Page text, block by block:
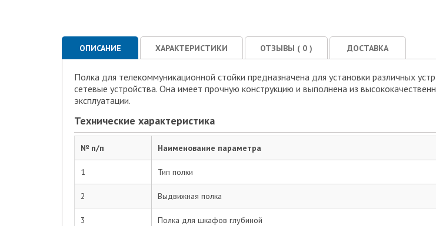
ОПИСАНИЕ ХАРАКТЕРИСТИКИ ОТЗЫВЫ ( 0 ) ДОСТАВКА
Полка для телекоммуникационной стойки предназначена для установки различных
сетевые устройства. Она имеет прочную конструкцию и выполнена из
эксплуатации.
Технические характеристика
№ п/п Наименование параметра
1 Тип полки
2 Выдвижная полка
3 Полка для шкафов глубиной
Достоинства: